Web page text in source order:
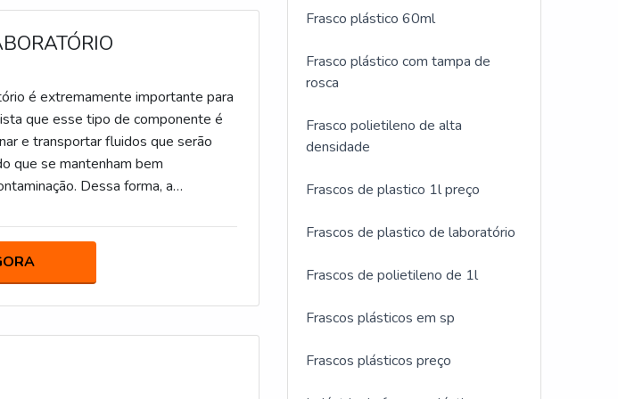
apontada de forma positiva no
garantem uma entrega de
é extremamente importante para
que esse tipo de componente é
e transportar fluidos que serão
que se mantenham bem
Dessa forma, a
Frasco plástico 60ml
Frasco plástico com tampa de
rosca
Frasco polietileno de alta
densidade
Frascos de plastico 1l preço
Frascos de plastico de laboratório
Frascos de polietileno de 1l
Frascos plásticos em sp
Frascos plásticos preço